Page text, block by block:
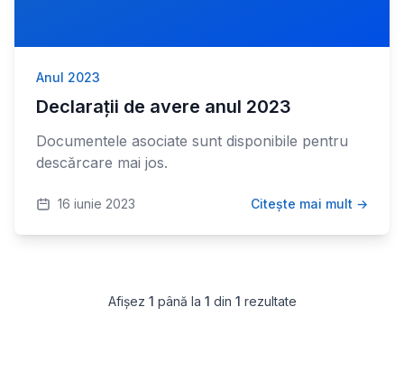
Anul 2023
Declarații de avere anul 2023
Documentele asociate sunt disponibile pentru
descărcare mai jos.
16 iunie 2023 Citește mai mult →
Afișez 1 până la 1 din 1 rezultate